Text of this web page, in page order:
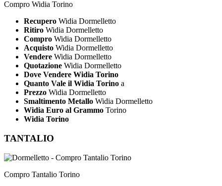
Compro Widia Torino
Recupero Widia Dormelletto
Ritiro Widia Dormelletto
Compro Widia Dormelletto
Acquisto Widia Dormelletto
Vendere Widia Dormelletto
Quotazione Widia Dormelletto
Dove Vendere Widia Torino
Quanto Vale il Widia Torino a
Prezzo Widia Dormelletto
Smaltimento Metallo Widia Dormelletto
Widia Euro al Grammo Torino
Widia Torino
TANTALIO
Compro Tantalio Torino